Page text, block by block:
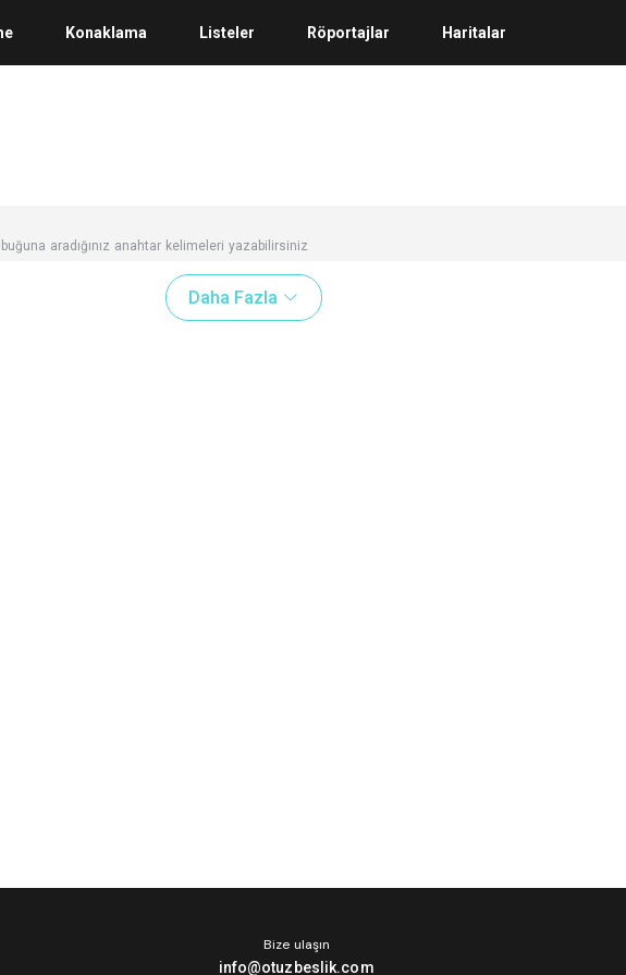
Konaklama Listeler Röportajlar Haritalar
aradığınız anahtar kelimeleri yazabilirsiniz
Daha Fazla
Bize ulaşın
info@otuzbeslik.com